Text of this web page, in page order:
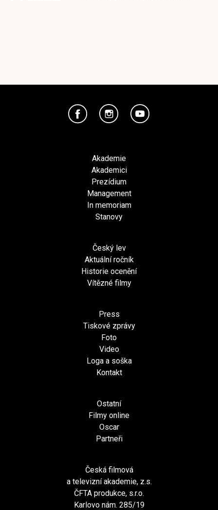
Akademie
Akademici
Prezídium
Management
In memoriam
Stanovy
Český lev
Aktuální ročník
Historie ocenění
Vítězné filmy
Press
Tiskové zprávy
Foto
Video
Loga a soška
Kontakt
Ostatní
Filmy online
Oscar
Partneři
Česká filmová
a televizní akademie, z.s.
ČFTA produkce, s.r.o.
Karlovo nám. 285/19